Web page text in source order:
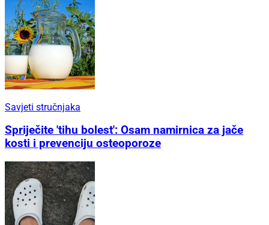
Savjeti stručnjaka
Spriječite 'tihu bolest': Osam namirnica za jače
kosti i prevenciju osteoporoze